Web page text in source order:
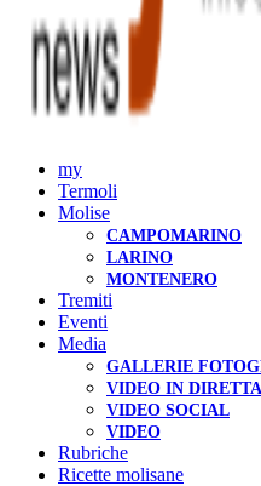
my
Termoli
Molise
CAMPOMARINO
LARINO
MONTENERO
Tremiti
Eventi
Media
GALLERIE
VIDEO IN DIRETTA
VIDEO SOCIAL
VIDEO
Rubriche
Ricette molisane